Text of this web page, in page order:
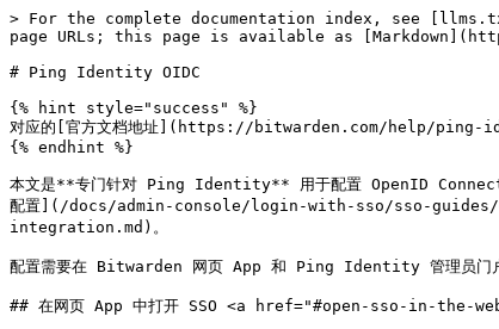
> For the complete documentation index, see
page URLs; this page is available as
# Ping Identity OIDC
{% hint style="success" %}
对应的[官方文档地址](https://bitwarden.com/help/
{% endhint %}
本文是**专门针对 Ping Identity** 用于配置 OpenID Connect
配置](/docs/admin-console/login-with-sso/sso-
integration.md)。
配置需要在 Bitwarden 网页 App 和 Ping Identity 管理员门户网站
## 在网页 App 中打开 SSO <a href="#open-sso-in-the-